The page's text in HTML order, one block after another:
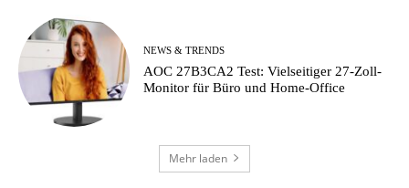
NEWS & TRENDS
AOC 27B3CA2 Test: Vielseitiger 27-Zoll-
Monitor für Büro und Home-Office
Mehr laden